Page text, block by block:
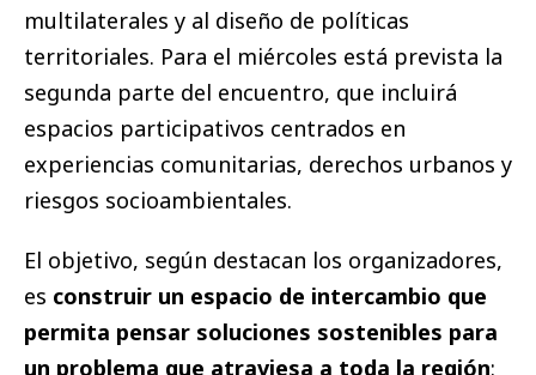
multilaterales y al diseño de políticas
territoriales. Para el miércoles está prevista la
segunda parte del encuentro, que incluirá
espacios participativos centrados en
experiencias comunitarias, derechos urbanos y
riesgos socioambientales.
El objetivo, según destacan los organizadores,
es construir un espacio de intercambio que
permita pensar soluciones sostenibles para
un problema que atraviesa a toda la región: